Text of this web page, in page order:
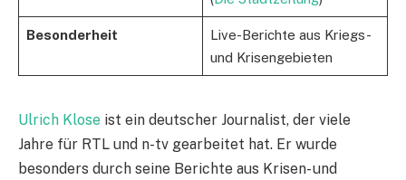
Besonderheit
Live-Berichte aus Kriegs-
und Krisengebieten
Ulrich Klose ist ein deutscher Journalist, der viele
Jahre für RTL und n-tv gearbeitet hat. Er wurde
besonders durch seine Berichte aus Krisen- und